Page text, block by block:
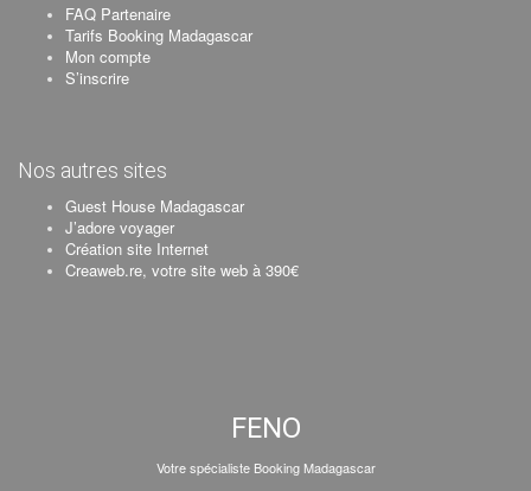
FAQ Partenaire
Tarifs Booking Madagascar
Mon compte
S’inscrire
Nos autres sites
Guest House Madagascar
J’adore voyager
Création site Internet
Creaweb.re, votre site web à 390€
FENO
Votre spécialiste Booking Madagascar